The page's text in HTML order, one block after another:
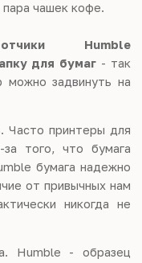
чашек кофе.
Humble
для бумаг - так
можно задвинуть на
Часто принтеры для
того, что бумага
бумага надежно
от привычных нам
никогда не
Humble - образец